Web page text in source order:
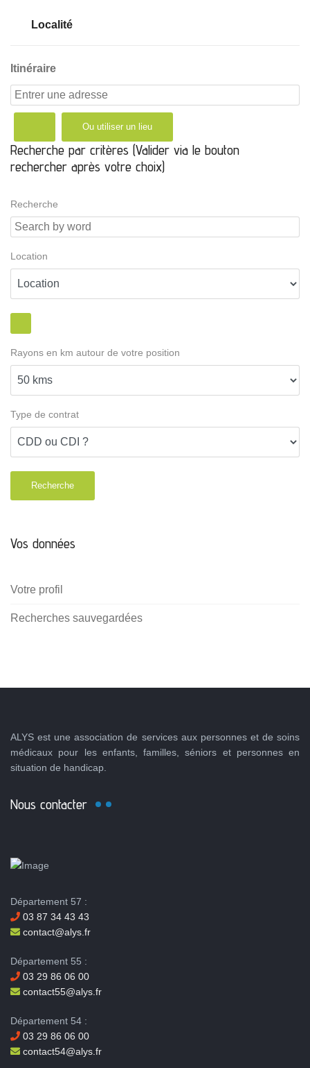
Localité
Itinéraire
Ou utiliser un lieu
Recherche par critères (Valider via le bouton
rechercher après votre choix)
Recherche
Location
Rayons en km autour de votre position
Type de contrat
Recherche
Vos données
Votre profil
Recherches sauvegardées
ALYS est une association de services aux personnes et de soins
médicaux pour les enfants, familles, séniors et personnes en
situation de handicap.
Nous contacter
Département 57 :
03 87 34 43 43
contact@alys.fr
Département 55 :
03 29 86 06 00
contact55@alys.fr
Département 54 :
03 29 86 06 00
contact54@alys.fr